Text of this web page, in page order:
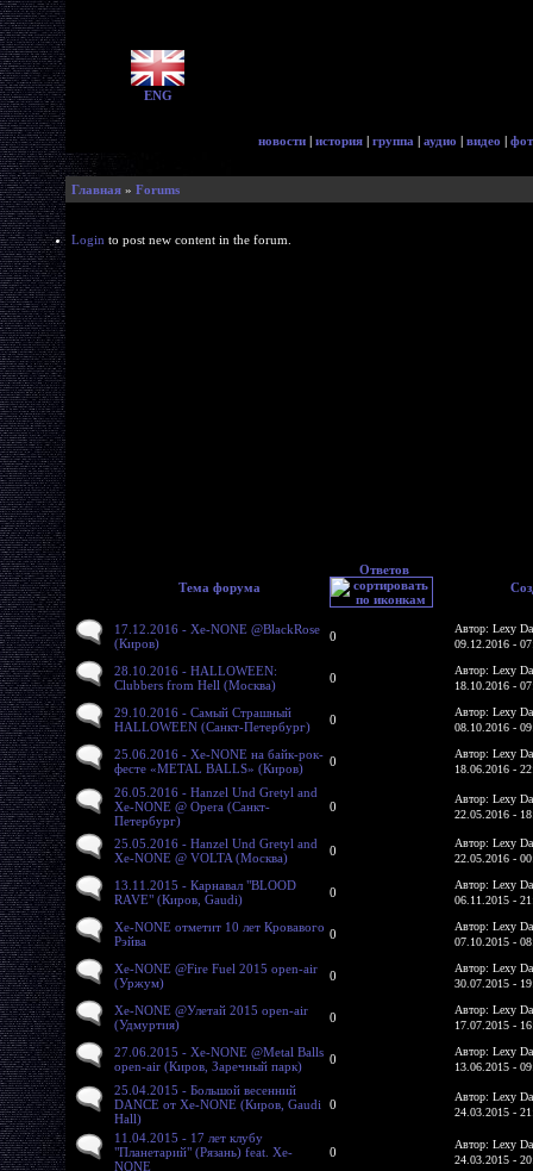
ENG
новости | история | группа | аудио | видео |
Главная » Forums
Login to post new content in the forum.
Тема форума
Ответов
17.12.2016 - Xe-NONE @BlackRose
(Киров)
0
Автор: Lexy
09.12.2016 -
28.10.2016 - HALLOWEEN:
Clubbers from Hell (Москва)
0
Автор: Lexy
18.10.2016 -
29.10.2016 - Самый Страшный
HALLOWEEN (Санкт-Петербург)
0
Автор: Lexy
08.10.2016 -
25.06.2016 - Xe-NONE на байк-рок-
фесте «METAL BALLS» (Киров)
0
Автор: Lexy
18.06.2016 -
26.05.2016 - Hanzel Und Gretyl and
Xe-NONE @ Opera (Санкт-
Петербург)
0
Автор: Lexy
22.05.2016 -
25.05.2016 - Hanzel Und Gretyl and
Xe-NONE @ VOLTA (Москва)
0
Автор: Lexy
22.05.2016 -
13.11.2015 - Карнавал "BLOOD
RAVE" (Киров, Gaudi)
0
Автор: Lexy
06.11.2015 -
Xe-NONE отметит 10 лет Кровавого
Рэйва
0
Автор: Lexy
07.10.2015 -
Xe-NONE @Fire Fuel 2015 open-air
(Уржум)
0
Автор: Lexy
30.07.2015 -
Xe-NONE @Улетай 2015 open-air
(Удмуртия)
0
Автор: Lexy
17.07.2015 -
27.06.2015 - Xe-NONE @Metal Balls
open-air (Киров, Заречный парк)
0
Автор: Lexy
13.06.2015 -
25.04.2015 - Большой весенний
DANCE от Xe-NONE (Киров, Gaudi
Hall)
0
Автор: Lexy
24.03.2015 -
11.04.2015 - 17 лет клубу
"Планетарий" (Рязань) feat. Xe-
NONE
0
Автор: Lexy
24.03.2015 -